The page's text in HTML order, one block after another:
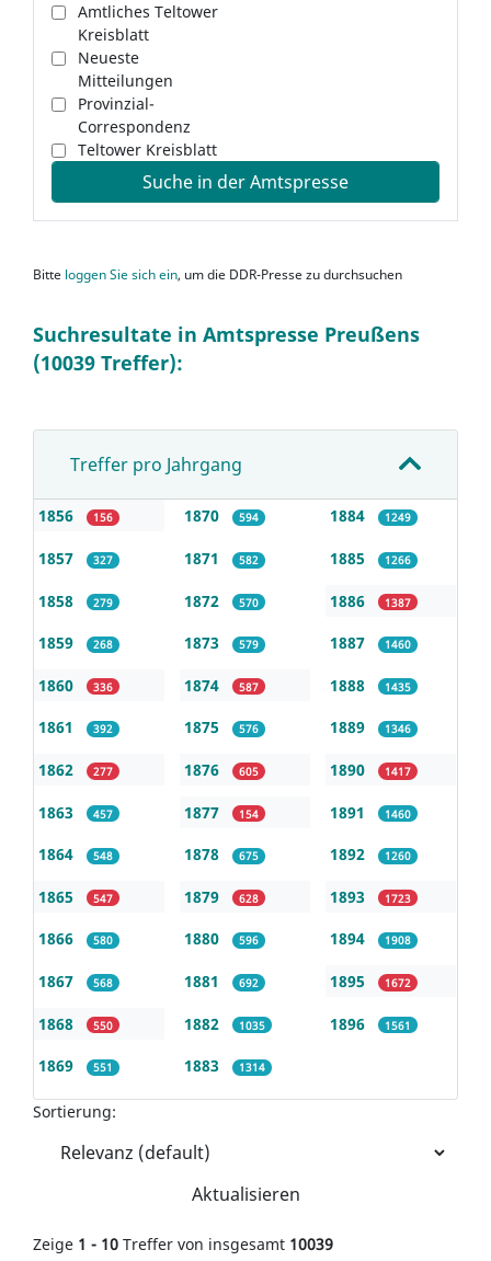
Amtliches Teltower
Kreisblatt
Neueste
Mitteilungen
Provinzial-
Correspondenz
Teltower Kreisblatt
Suche in der Amtspresse
Bitte loggen Sie sich ein, um die DDR-Presse zu durchsuchen
Suchresultate in Amtspresse Preußens
(10039 Treffer):
Treffer pro Jahrgang
1856 156
1857 327
1858 279
1859 268
1860 336
1861 392
1862 277
1863 457
1864 548
1865 547
1866 580
1867 568
1868 550
1869 551
1870 594
1871 582
1872 570
1873 579
1874 587
1875 576
1876 605
1877 154
1878 675
1879 628
1880 596
1881 692
1882 1035
1883 1314
1884 1249
1885 1266
1886 1387
1887 1460
1888 1435
1889 1346
1890 1417
1891 1460
1892 1260
1893 1723
1894 1908
1895 1672
1896 1561
Sortierung:
Aktualisieren
Zeige 1 - 10 Treffer von insgesamt 10039